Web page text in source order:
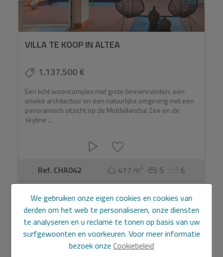
VILLA TE KOOP IN ALTEA
1.137.500 €
Een licht wooncomplex met grote binnenruimten, een
unieke architectuur en een natuurlijke omgeving met een
panoramisch uitzicht op de Middellandse Zee en de
skyline ...
Ref. CHA042 417 m2 5 6
BUITENKANS
We gebruiken onze eigen cookies en cookies van
derden om het web te personaliseren, onze diensten
te analyseren en u reclame te tonen op basis van uw
surfgewoonten en voorkeuren. Voor meer informatie
bezoek onze Cookiebeleid